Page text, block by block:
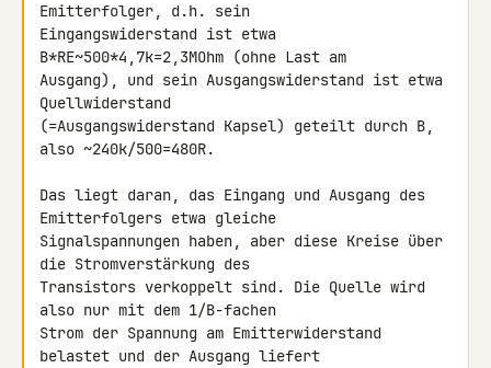
Emitterfolger, d.h. sein
Eingangswiderstand ist etwa
B*RE~500*4,7k=2,3MOhm (ohne Last am
Ausgang), und sein Ausgangswiderstand ist etwa
Quellwiderstand
(=Ausgangswiderstand Kapsel) geteilt durch B,
also ~240k/500=480R.
Das liegt daran, das Eingang und Ausgang des
Emitterfolgers etwa gleiche
Signalspannungen haben, aber diese Kreise über
die Stromverstärkung des
Transistors verkoppelt sind. Die Quelle wird
also nur mit dem 1/B-fachen
Strom der Spannung am Emitterwiderstand
belastet und der Ausgang liefert